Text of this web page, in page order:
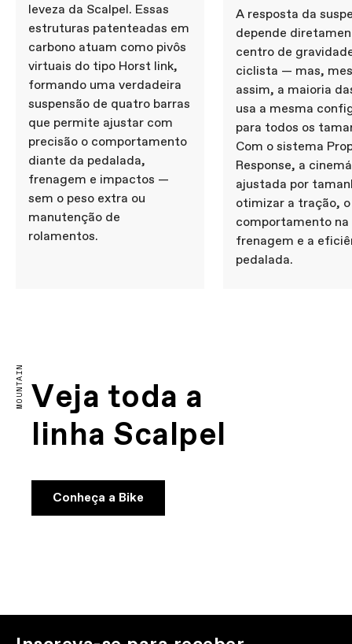
leveza da Scalpel. Essas
estruturas patenteadas em
carbono atuam como pivôs
virtuais do tipo Horst link,
formando uma verdadeira
suspensão de quatro barras
que permite ajustar com
precisão o comportamento
diante da pedalada,
frenagem e impactos —
sem o peso extra ou
manutenção de
rolamentos.
A resposta da
depende
centro de
ciclista — mas,
assim, a maioria
usa a mesma
para todos os
Com o sistema
Response, a
ajustada por
otimizar a tração, o
comportamento na
frenagem e a
pedalada.
MOUNTAIN Veja toda a
linha Scalpel
Conheça a Bike